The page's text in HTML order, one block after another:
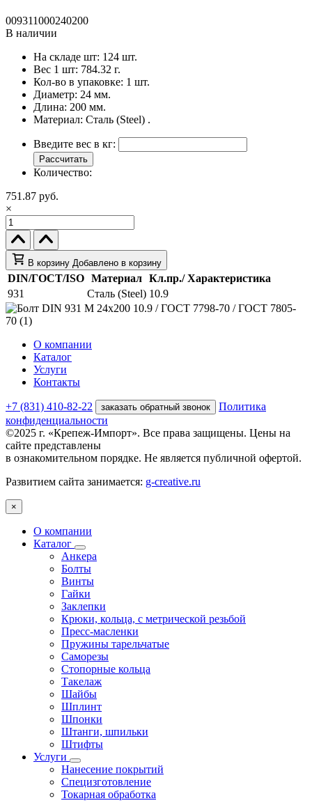
009311000240200
В наличии
На складе шт: 124 шт.
Вес 1 шт: 784.32 г.
Кол-во в упаковке: 1 шт.
Диаметр: 24 мм.
Длина: 200 мм.
Материал: Сталь (Steel) .
Введите вес в кг:
Рассчитать
Количество:
751.87 руб.
×
В корзину Добавлено в корзину
DIN/ГОСТ/ISO Материал Кл.пр./ Характеристика
931
Сталь (Steel) 10.9
О компании
Каталог
Услуги
Контакты
+7 (831) 410-82-22 заказать обратный звонок
Политика
конфиденциальности
©2025 г. «Крепеж-Импорт». Все права защищены. Цены на
сайте представлены
в ознакомительном порядке. Не является публичной офертой.
Развитием сайта занимается: g-creative.ru
×
О компании
Каталог
Анкера
Болты
Винты
Гайки
Заклепки
Крюки, кольца, с метрической резьбой
Пресс-масленки
Пружины тарельчатые
Саморезы
Стопорные кольца
Такелаж
Шайбы
Шплинт
Шпонки
Штанги, шпильки
Штифты
Услуги
Нанесение покрытий
Специзготовление
Токарная обработка